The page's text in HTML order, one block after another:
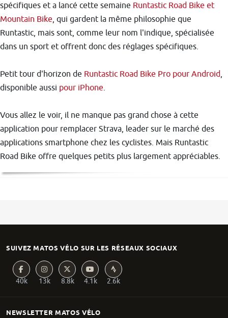
spécifiques et a lancé cette semaine Runtastic Road Bike et
Mountain Bike, qui gardent la même philosophie que
Runtastic, mais sont, comme leur nom l'indique, spécialisée
dans un sport et offrent donc des réglages spécifiques.
Petit tour d'horizon de Runtastic Road Bike Pro pour Android,
disponible aussi pour iPhone.
Vous allez le voir, il ne manque pas grand chose à cette
application pour remplacer Strava, leader sur le marché des
applications smartphone chez les cyclistes. Mais Runtastic
Road Bike offre quelques petits plus largement appréciables.
NEWSLETTER MATOS VÉLO
SUIVEZ MATOS VÉLO SUR LES RÉSEAUX SOCIAUX
40k 13k 8.8k 4.1k 2.6k